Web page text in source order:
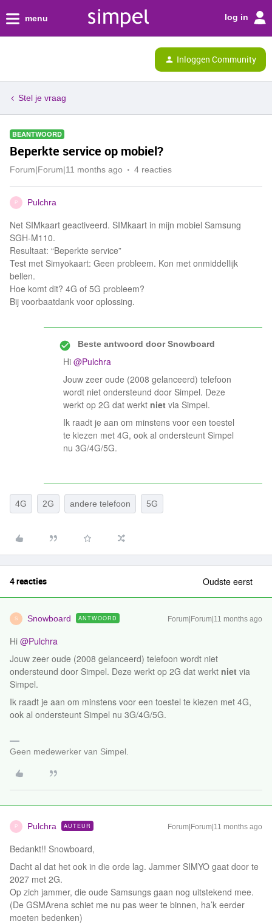
menu log in
Inloggen Community
Stel je vraag
BEANTWOORD
Beperkte service op mobiel?
Forum|Forum|11 months ago 4 reacties
P Pulchra
Net SIMkaart geactiveerd. SIMkaart in mijn mobiel Samsung
SGH-M110.
Resultaat: “Beperkte service”
Test met Simyokaart: Geen probleem. Kon met onmiddellijk
bellen.
Hoe komt dit? 4G of 5G probleem?
Bij voorbaatdank voor oplossing.
Beste antwoord doorSnowboard
Hi ​ @Pulchra
Jouw zeer oude (2008 gelanceerd) telefoon
wordt niet ondersteund door Simpel. Deze
werkt op 2G dat werkt niet via Simpel.
Ik raadt je aan om minstens voor een toestel
te kiezen met 4G, ook al ondersteunt Simpel
nu 3G/4G/5G.
4G 2G andere telefoon 5G
4 reacties Oudste eerst
S Snowboard ANTWOORD Forum|Forum|11 months ago
Hi ​ @Pulchra
Jouw zeer oude (2008 gelanceerd) telefoon wordt niet
ondersteund door Simpel. Deze werkt op 2G dat werkt niet via
Simpel.
Ik raadt je aan om minstens voor een toestel te kiezen met 4G,
ook al ondersteunt Simpel nu 3G/4G/5G.
Geen medewerker van Simpel.
P Pulchra AUTEUR Forum|Forum|11 months ago
Bedankt!! Snowboard,
Dacht al dat het ook in die orde lag. Jammer SIMYO gaat door te
2027 met 2G.
Op zich jammer, die oude Samsungs gaan nog uitstekend mee.
(De GSMArena schiet me nu pas weer te binnen, ha’k eerder
moeten bedenken)